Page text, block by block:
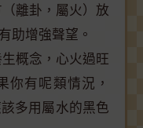
離卦，屬火）放
助增強聲望。
生概念，心火過旺
你有呢類情況，
多用屬水的黑色